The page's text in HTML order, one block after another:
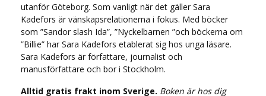
utanför Göteborg. Som vanligt när det gäller Sara
Kadefors är vänskapsrelationerna i fokus. Med böcker
som ”Sandor slash Ida”, ”Nyckelbarnen ”och böckerna om
”Billie” har Sara Kadefors etablerat sig hos unga läsare.
Sara Kadefors är författare, journalist och
manusförfattare och bor i Stockholm.
Alltid gratis frakt inom Sverige. Boken är hos dig